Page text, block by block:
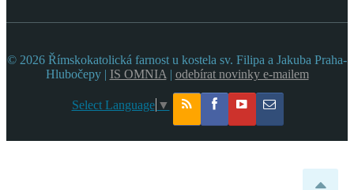
© 2026 Římskokatolická farnost u kostela sv. Filipa a Jakuba Praha-
Hlubočepy | IS OMNIA | odebírat novinky e-mailem
Select Language ▼